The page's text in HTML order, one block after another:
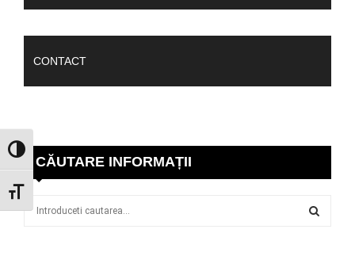
GLISOR NIVEL CONTRAST
GLISOR MĂRIME FONT
CONTACT
CĂUTARE INFORMAȚII